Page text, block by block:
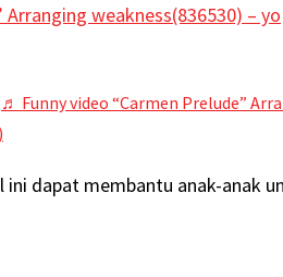
weakness(836530) – yo
♬ Funny video “Carmen Prelude”
ini dapat membantu anak-anak